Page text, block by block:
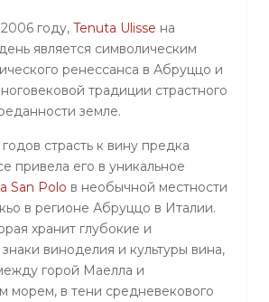
году, Tenuta Ulisse на
является символическим
ренессанса в Абруццо и
традиции страстного
земле.
страсть к вину предка
привела его в уникальное
San Polo в необычной местности
в регионе Абруццо в Италии.
хранит глубокие и
виноделия и культуры вина,
горой Маелла и
морем, в тени средневекового